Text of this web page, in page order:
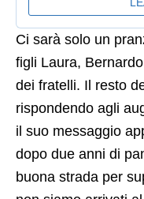
Ci sarà solo un
figli Laura,
dei fratelli. Il resto
rispondendo agli
il suo messaggio
dopo due anni di
buona strada per